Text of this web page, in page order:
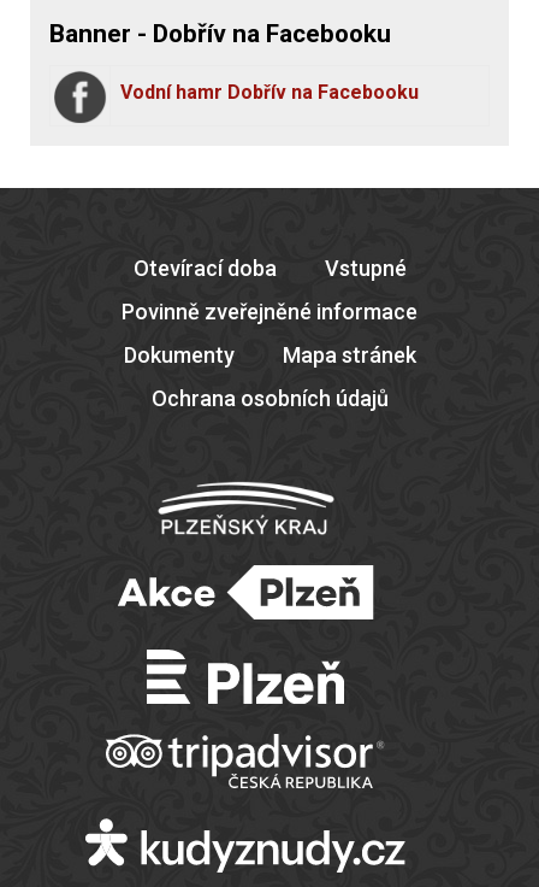
Banner - Dobřív na Facebooku
Vodní hamr Dobřív na Facebooku
Otevírací doba
Vstupné
Povinně zveřejněné informace
Dokumenty
Mapa stránek
Ochrana osobních údajů